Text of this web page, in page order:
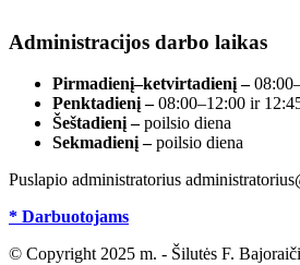
Administracijos darbo laikas
Pirmadienį–ketvirtadienį –
Penktadienį –08:00–12:00 ir
Šeštadienį –poilsio diena
Sekmadienį –poilsio diena
Puslapio administratorius
* Darbuotojams
© Copyright 2025 m. - Šilutės F.